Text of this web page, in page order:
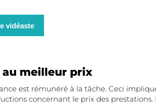
vidéaste
au meilleur prix
est rémunéré à la tâche. Ceci
concernant le prix des prestations.